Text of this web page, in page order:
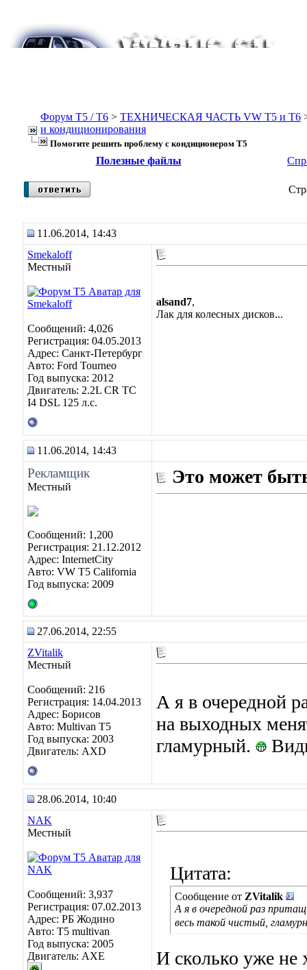
Форум Т5 / T6 > ТЕХНИЧЕСКАЯ ЧАСТЬ VW T5 и T6
и кондиционирования
Помогите решить проблему с кондиционером Т5
Полезные файлы
11.06.2014, 14:43
Smekaloff
Местный
Сообщений: 4,026
Регистрация: 04.05.2013
Адрес: Санкт-Петербург
Авто: Ford Tourneo
Год выпуска: 2012
Двигатель: 2.2L CR TC
I4 DSL 125 л.с.
alsand7,
Лак для колесных дисков...
11.06.2014, 14:43
Рекламщик
Местный
Сообщений: 1,200
Регистрация: 21.12.2012
Адрес: InternetCity
Авто: VW T5 California
Год выпуска: 2009
Это может
27.06.2014, 22:55
ZVitalik
Местный
Сообщений: 216
Регистрация: 14.04.2013
Адрес: Борисов
Авто: Multivan T5
Год выпуска: 2003
Двигатель: AXD
А я в очередной
на выходных
гламурный.
28.06.2014, 10:40
NAK
Местный
Сообщений: 3,937
Регистрация: 07.02.2013
Адрес: РБ Жодино
Авто: T5 multivan
Год выпуска: 2005
Двигатель: AXE
Цитата:
Сообщение от ZVitalik
А я в очередной раз
весь такой чистый,
И сколько уже не